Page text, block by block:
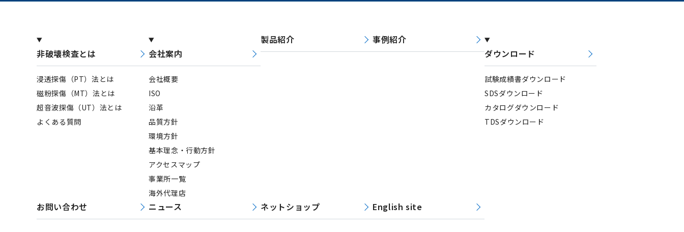
非破壊検査とは
浸透探傷（PT）法とは
磁粉探傷（MT）法とは
超音波探傷（UT）法とは
よくある質問
会社案内
会社概要
ISO
沿革
品質方針
環境方針
基本理念・行動方針
アクセスマップ
事業所一覧
海外代理店
製品紹介
事例紹介
ダウンロード
試験成績書ダウンロード
SDSダウンロード
カタログダウンロード
TDSダウンロード
お問い合わせ ニュース ネットショップ English site